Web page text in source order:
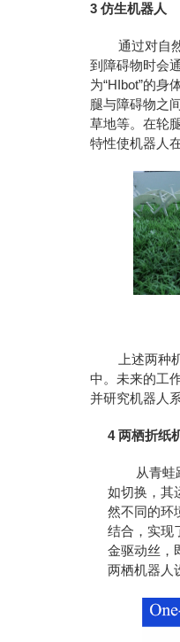
3 仿生机器人
通过对自然
到障碍物时会
为“HIbot”的身
腿与障碍物之
草地等。在轮
特性使机器人
上述两种机
中。未来的工
并研究机器人
4 两栖折纸
从青蛙跃
如切换，其
然不同的环
结合，实现
金驱动丝，
两栖机器人